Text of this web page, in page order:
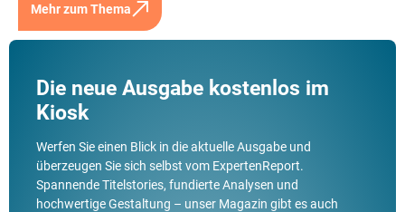
Mehr zum Thema
Die neue Ausgabe kostenlos im
Kiosk
Werfen Sie einen Blick in die aktuelle Ausgabe und
überzeugen Sie sich selbst vom ExpertenReport.
Spannende Titelstories, fundierte Analysen und
hochwertige Gestaltung – unser Magazin gibt es auch